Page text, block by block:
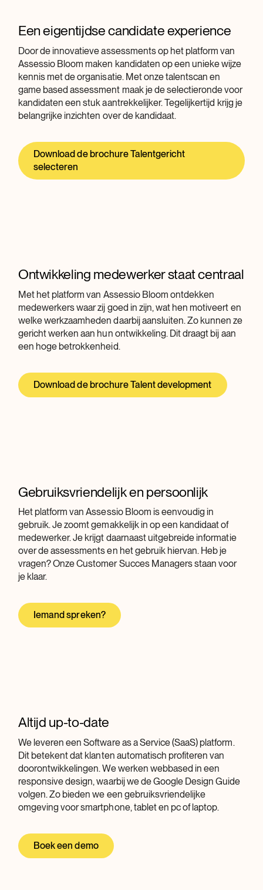
Een eigentijdse candidate experience
Door de innovatieve assessments op het platform van
Assessio Bloom maken kandidaten op een unieke wijze
kennis met de organisatie. Met onze talentscan en
game based assessment maak je de selectieronde voor
kandidaten een stuk aantrekkelijker. Tegelijkertijd krijg je
belangrijke inzichten over de kandidaat.
Download de brochure Talentgericht
selecteren
Ontwikkeling medewerker staat centraal
Met het platform van Assessio Bloom ontdekken
medewerkers waar zij goed in zijn, wat hen motiveert en
welke werkzaamheden daarbij aansluiten. Zo kunnen ze
gericht werken aan hun ontwikkeling. Dit draagt bij aan
een hoge betrokkenheid.
Download de brochure Talent development
Gebruiksvriendelijk en persoonlijk
Het platform van Assessio Bloom is eenvoudig in
gebruik. Je zoomt gemakkelijk in op een kandidaat of
medewerker. Je krijgt daarnaast uitgebreide informatie
over de assessments en het gebruik hiervan. Heb je
vragen? Onze Customer Succes Managers staan voor
je klaar.
Iemand spreken?
Altijd up-to-date
We leveren een Software as a Service (SaaS) platform.
Dit betekent dat klanten automatisch profiteren van
doorontwikkelingen. We werken webbased in een
responsive design, waarbij we de Google Design Guide
volgen. Zo bieden we een gebruiksvriendelijke
omgeving voor smartphone, tablet en pc of laptop.
Boek een demo